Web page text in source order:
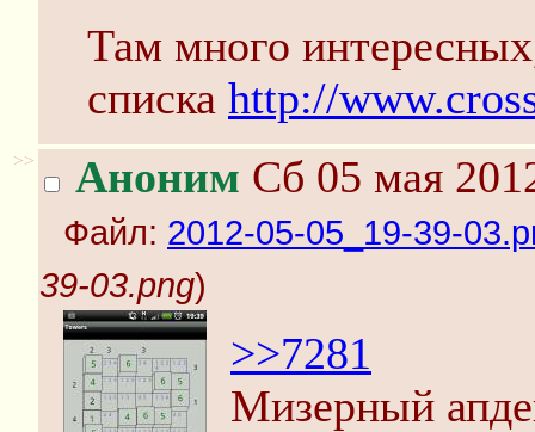
Там много
списка http://
>> Аноним Сб 05 мая
Файл: 2012-05-05_19-39-
39-03.png)
>>7281
Мизерный